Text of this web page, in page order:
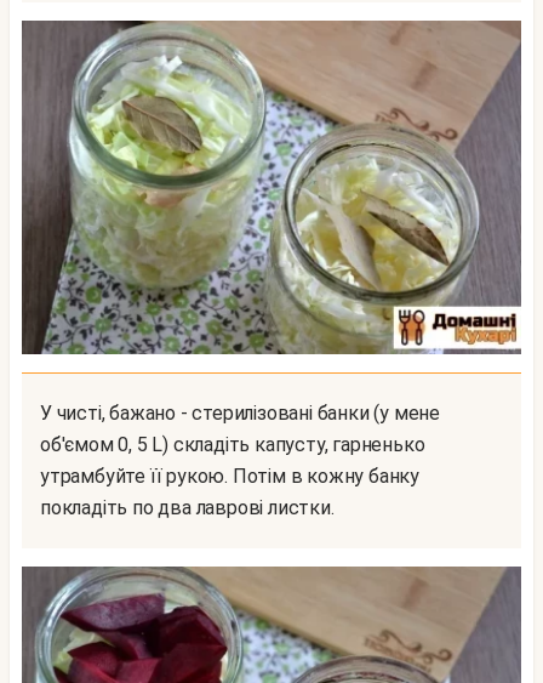
У чисті, бажано - стерилізовані банки (у мене
об'ємом 0, 5 L) складіть капусту, гарненько
утрамбуйте її рукою. Потім в кожну банку
покладіть по два лаврові листки.